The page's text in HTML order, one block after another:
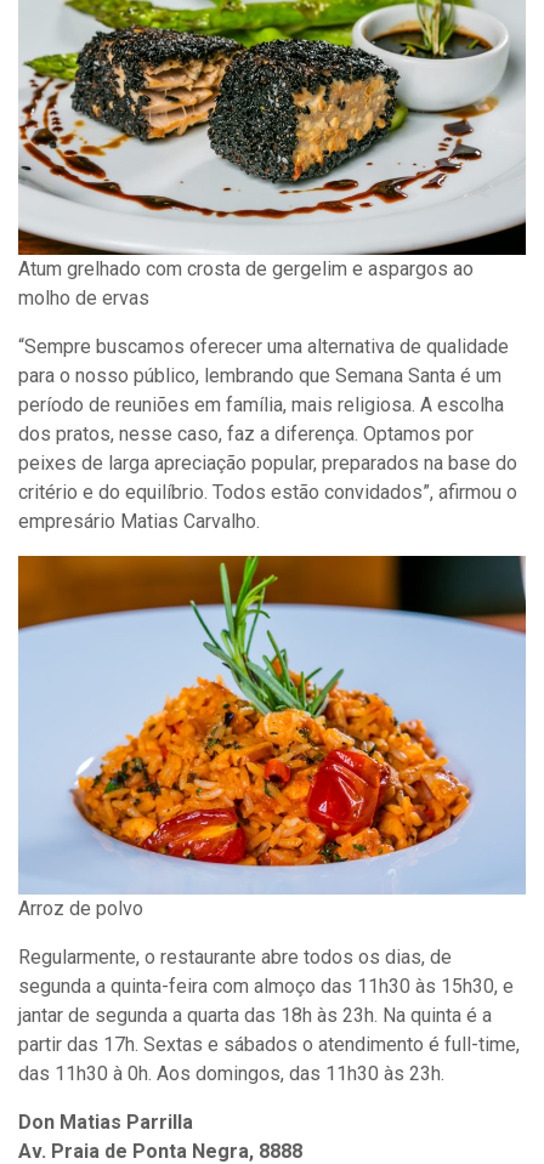
Atum grelhado com crosta de gergelim e aspargos ao
molho de ervas
“Sempre buscamos oferecer uma alternativa de qualidade
para o nosso público, lembrando que Semana Santa é um
período de reuniões em família, mais religiosa. A escolha
dos pratos, nesse caso, faz a diferença. Optamos por
peixes de larga apreciação popular, preparados na base do
critério e do equilíbrio. Todos estão convidados”, afirmou o
empresário Matias Carvalho.
Arroz de polvo
Regularmente, o restaurante abre todos os dias, de
segunda a quinta-feira com almoço das 11h30 às 15h30, e
jantar de segunda a quarta das 18h às 23h. Na quinta é a
partir das 17h. Sextas e sábados o atendimento é full-time,
das 11h30 à 0h. Aos domingos, das 11h30 às 23h.
Don Matias Parrilla
Av. Praia de Ponta Negra, 8888